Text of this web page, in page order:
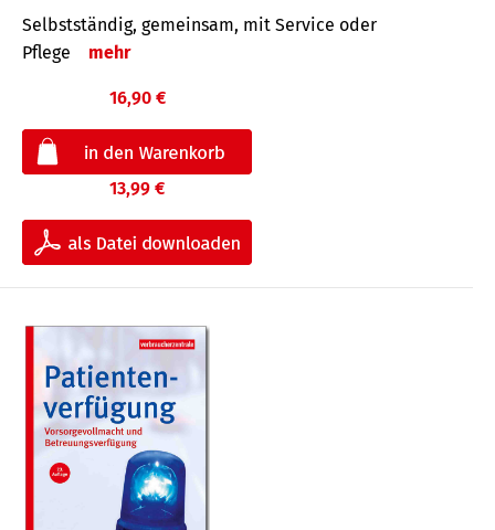
Selbstständig, gemeinsam, mit Service oder
Pflege
mehr
16,90 €
13,99 €